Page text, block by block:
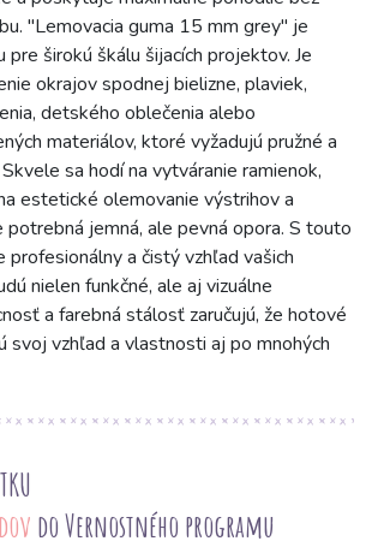
"Lemovacia guma 15 mm grey" je
širokú škálu šijacích projektov. Je
okrajov spodnej bielizne, plaviek,
detského oblečenia alebo
materiálov, ktoré vyžadujú pružné a
sa hodí na vytváranie ramienok,
estetické olemovanie výstrihov a
potrebná jemná, ale pevná opora. S touto
profesionálny a čistý vzhľad vašich
nielen funkčné, ale aj vizuálne
a farebná stálosť zaručujú, že hotové
svoj vzhľad a vlastnosti aj po mnohých
do Vernostného programu